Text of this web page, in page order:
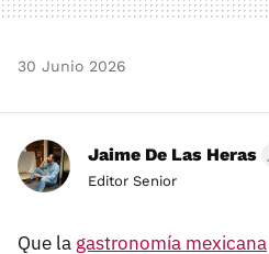
30 Junio 2026
Jaime De Las Heras
Editor Senior
Que la gastronomía mexicana